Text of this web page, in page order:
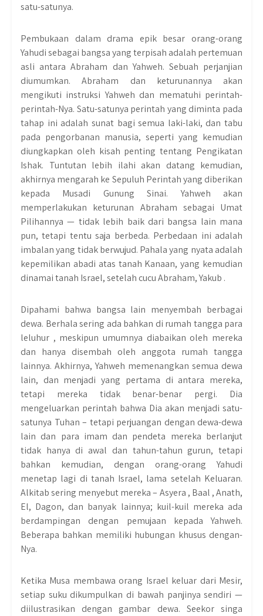
satu-satunya.
Pembukaan dalam drama epik besar orang-orang
Yahudi sebagai bangsa yang terpisah adalah pertemuan
asli antara Abraham dan Yahweh. Sebuah perjanjian
diumumkan. Abraham dan keturunannya akan
mengikuti instruksi Yahweh dan mematuhi perintah-
perintah-Nya. Satu-satunya perintah yang diminta pada
tahap ini adalah sunat bagi semua laki-laki, dan tabu
pada pengorbanan manusia, seperti yang kemudian
diungkapkan oleh kisah penting tentang Pengikatan
Ishak. Tuntutan lebih ilahi akan datang kemudian,
akhirnya mengarah ke Sepuluh Perintah yang diberikan
kepada Musadi Gunung Sinai. Yahweh akan
memperlakukan keturunan Abraham sebagai Umat
Pilihannya — tidak lebih baik dari bangsa lain mana
pun, tetapi tentu saja berbeda. Perbedaan ini adalah
imbalan yang tidak berwujud. Pahala yang nyata adalah
kepemilikan abadi atas tanah Kanaan, yang kemudian
dinamai tanah Israel, setelah cucu Abraham, Yakub .
Dipahami bahwa bangsa lain menyembah berbagai
dewa. Berhala sering ada bahkan di rumah tangga para
leluhur , meskipun umumnya diabaikan oleh mereka
dan hanya disembah oleh anggota rumah tangga
lainnya. Akhirnya, Yahweh memenangkan semua dewa
lain, dan menjadi yang pertama di antara mereka,
tetapi mereka tidak benar-benar pergi. Dia
mengeluarkan perintah bahwa Dia akan menjadi satu-
satunya Tuhan – tetapi perjuangan dengan dewa-dewa
lain dan para imam dan pendeta mereka berlanjut
tidak hanya di awal dan tahun-tahun gurun, tetapi
bahkan kemudian, dengan orang-orang Yahudi
menetap lagi di tanah Israel, lama setelah Keluaran.
Alkitab sering menyebut mereka – Asyera , Baal , Anath,
El, Dagon, dan banyak lainnya; kuil-kuil mereka ada
berdampingan dengan pemujaan kepada Yahweh.
Beberapa bahkan memiliki hubungan khusus dengan-
Nya.
Ketika Musa membawa orang Israel keluar dari Mesir,
setiap suku dikumpulkan di bawah panjinya sendiri —
diilustrasikan dengan gambar dewa. Seekor singa